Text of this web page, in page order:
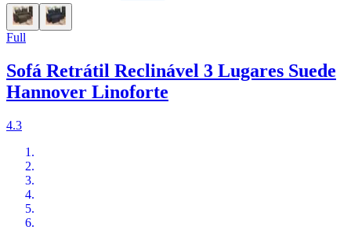
Full
Sofá Retrátil Reclinável 3 Lugares Suede
Hannover Linoforte
4.3